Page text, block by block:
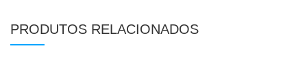
PRODUTOS RELACIONADOS